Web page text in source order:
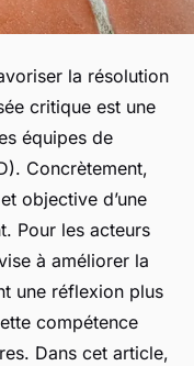
la résolution
critique est une
équipes de
Concrètement,
objective d’une
Pour les acteurs
à améliorer la
une réflexion plus
compétence
Dans cet article,